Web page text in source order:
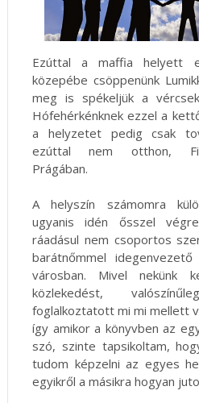
Ezúttal a maffia helyett
közepébe csöppenünk
meg is spékeljük a
Hófehérkénknek ezzel a
a helyzetet pedig csak
ezúttal nem otthon,
Prágában.
A helyszín számomra
ugyanis idén ősszel
ráadásul nem csoportos
barátnőmmel
városban. Mivel nekünk
közlekedést,
foglalkoztatott mi mi mellett
így amikor a könyvben az
szó, szinte tapsikoltam,
tudom képzelni az egyes
egyikről a másikra hogyan